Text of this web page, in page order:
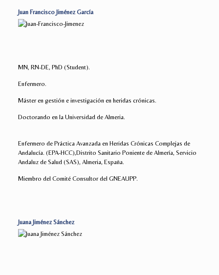
Juan Francisco Jiménez García
MN, RN-DE, PhD (Student).
Enfermero.
Máster en gestión e investigación en heridas crónicas.
Doctorando en la Universidad de Almeria.
Enfermero de Práctica Avanzada en Heridas Crónicas Complejas de
Andalucía. (EPA-HCC),Distrito Sanitario Poniente de Almería, Servicio
Andaluz de Salud (SAS), Almeria, España.
Miembro del Comité Consultor del GNEAUPP.
Juana Jiménez Sánchez